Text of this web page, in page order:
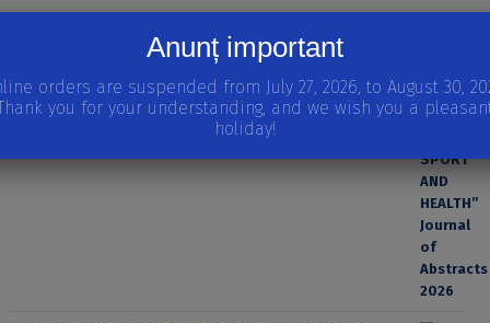
INTERNATIONAL SCIENTIFIC CONFERENCE “EDUCATION,
SPORT AND HEALTH” Journal of Abstracts 2026
Anunț important
orders are suspended from July 27, 2026, to August 30,
you for your understanding, and we wish you a
holiday!